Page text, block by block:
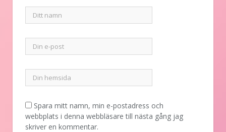
Spara mitt namn, min e-postadress och
webbplats i denna webbläsare till nästa gång jag
skriver en kommentar.